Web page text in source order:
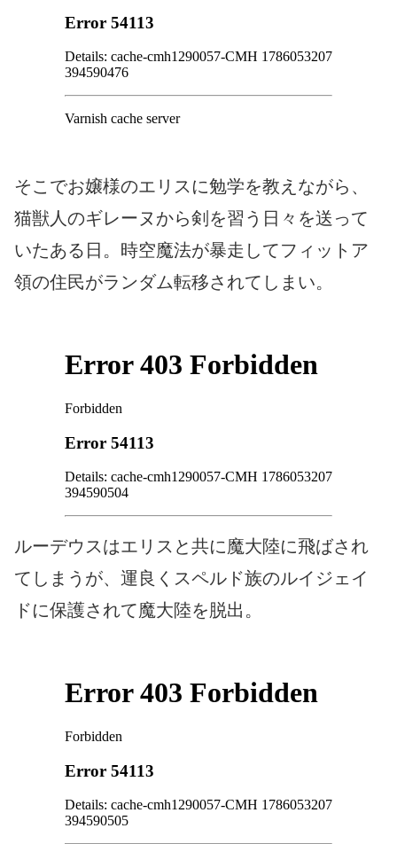
そこでお嬢様のエリスに勉学を教えながら、
猫獣人のギレーヌから剣を習う日々を送って
いたある日。時空魔法が暴走してフィットア
領の住民がランダム転移されてしまい。
ルーデウスはエリスと共に魔大陸に飛ばされ
てしまうが、運良くスペルド族のルイジェイ
ドに保護されて魔大陸を脱出。